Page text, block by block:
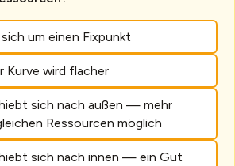
um einen Fixpunkt
Kurve wird flacher
sich nach außen — mehr
Ressourcen möglich
sich nach innen — ein Gut